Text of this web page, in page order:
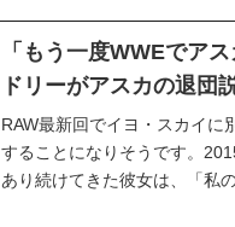
「もう一度WWEでア
ドリーがアスカの退団
RAW最新回でイヨ・スカイに
することになりそうです。
あり続けてきた彼女は、「私
た」とイヨを後継者に指名し